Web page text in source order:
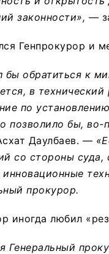
законности», —
Генпрокурор и
бы обратиться к
в
по
позволило бы,
Даулбаев. —
со стороны
инновационные
прокурор.
иногда любил
Генеральный